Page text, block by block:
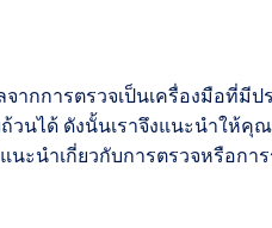
ากการตรวจเป็นเครื่องมือที่
วนได้ ดังนั้นเราจึงแนะนำให้
นำเกี่ยวกับการตรวจหรือกา